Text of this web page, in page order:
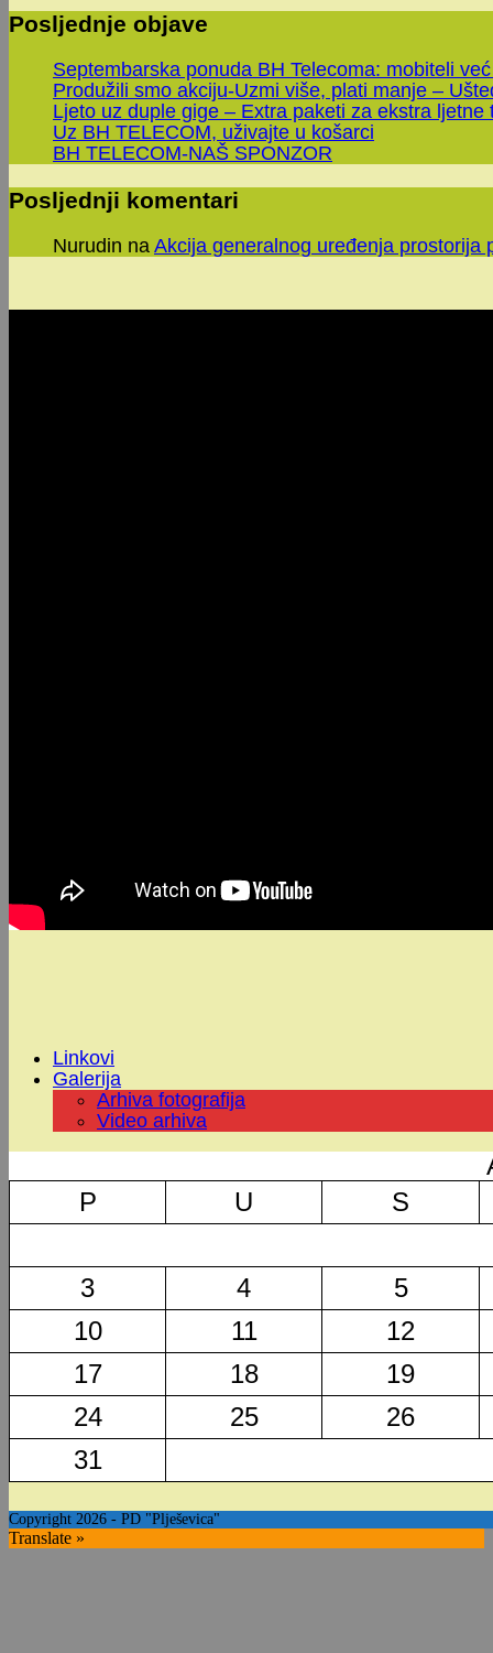
Posljednje objave
Septembarska ponuda BH Telecoma: mobiteli
Produžili smo akciju-Uzmi više, plati manje –
Ljeto uz duple gige – Extra paketi za ekstra ljetne
Uz BH TELECOM, uživajte u košarci
BH TELECOM-NAŠ SPONZOR
Posljednji komentari
Nurudin na Akcija generalnog uređenja prostorija
Linkovi
Galerija
Arhiva fotografija
Video arhiva
P
U S
3 4
5
10
11
12
17
18
19
24
25
26
31
Copyright 2026 - PD "Plješevica"
Translate »